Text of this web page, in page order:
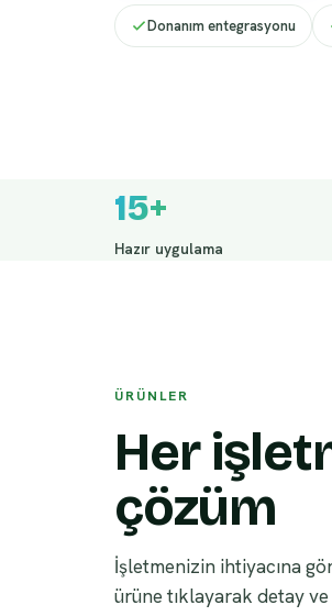
Donanım entegrasyonu
15+
Hazır uygulama
ÜRÜNLER
Her
çözüm
İşletmenizin ihtiyacına
ürüne tıklayarak detay